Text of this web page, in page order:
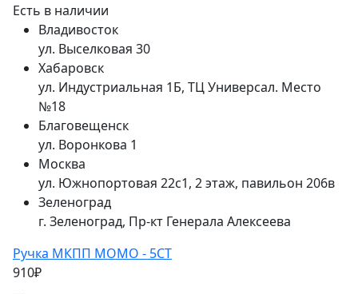
Есть в наличии
Владивосток
ул. Выселковая 30
Хабаровск
ул. Индустриальная 1Б, ТЦ Универсал. Место
№18
Благовещенск
ул. Воронкова 1
Москва
ул. Южнопортовая 22с1, 2 этаж, павильон 206в
Зеленоград
г. Зеленоград, Пр-кт Генерала Алексеева
Ручка МКПП MOMO - 5СТ
910₽